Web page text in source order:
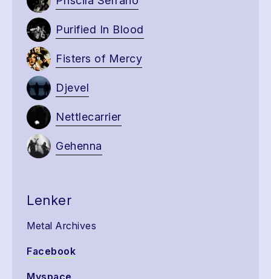
Purified In Blood
Fisters of Mercy
Djevel
Nettlecarrier
Gehenna
Lenker
Metal Archives
Facebook
Myspace